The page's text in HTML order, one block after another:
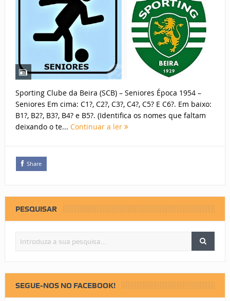
Sporting Clube da Beira (SCB) – Seniores Época 1954 –
Seniores Em cima: C1?, C2?, C3?, C4?, C5? E C6?. Em baixo:
B1?, B2?, B3?, B4? e B5?. (Identifica os nomes que faltam
deixando o te... Continuar a ler
Share
PESQUISAR
SEGUE-NOS NO FACEBOOK!